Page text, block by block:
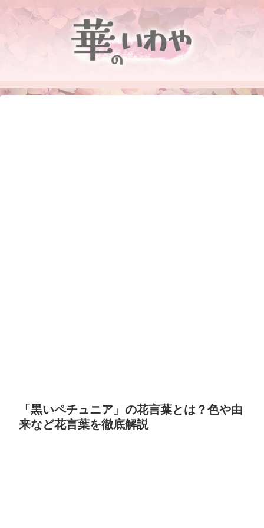
「黒いペチュニア」の花言葉とは？色や由
来など花言葉を徹底解説